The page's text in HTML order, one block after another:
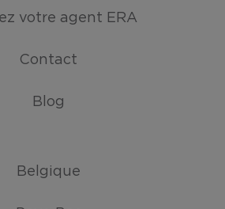
votre agent ERA
Contact
Blog
Belgique